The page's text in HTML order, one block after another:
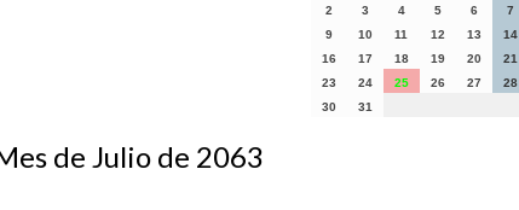
2
3 4 5 6 7
9
10 11 12 13 14
16
17 18 19 20 21
23
24 25 26 27 28
30
31
de Julio de 2063